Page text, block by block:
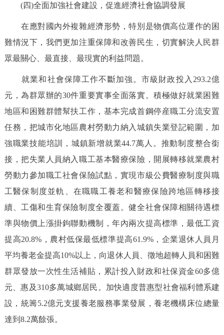
(四)全面加強社會建設，促進經濟社會協調發展
在應對國內外複雜經濟形勢，特別是物價高位運作的困
難情況下，我們更加注重保障和改善民生，切實解決人民群
眾最關心、最直接、最現實的利益問題。
就業和社會保障工作不斷加強。市級財政投入293.2億
元，為群眾辦的30件重要實事全面落實。積極做好就業困難
地區和困難群體幫扶工作，基本完成首鋼停産職工分流安置
任務，把城市化地區農村勞動力納入城鎮失業登記範圍，加
強職業技能培訓，城鎮新增就業44.7萬人。推動制度整合銜
接，把失業人員納入職工基本醫療保險，開展轉移就業農村
勞動力參加職工社會保險試點，實現市級公費醫療制度與職
工醫保制度並軌、在職職工養老和醫療保險跨地區轉移接
續、工傷和生育保險制度全覆蓋。健全社會保障相關待遇標
準與物價上漲掛鉤聯動機制，年內兩次提高標準，最低工資
提高20.8%，農村低保最低標準提高61.9%，企業退休人員月
平均養老金提高10%以上，向退休人員、徵地超轉人員和困難
群眾發放一次性生活補貼，累計投入財政和社保資金60多億
元、惠及310多萬城鄉居民。加快適度普惠型社會福利體系建
設，統籌5.2億元支援養老服務事業發展，養老機構床位總量
達到8.2萬餘張。